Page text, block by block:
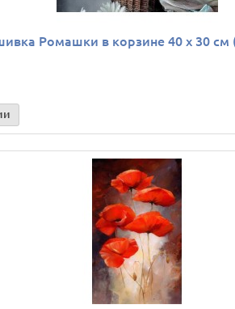
Ромашки в корзине 40 х 30 см